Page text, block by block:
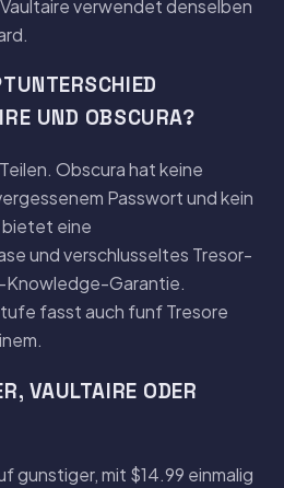
verwendet denselben
UND OBSCURA?
Obscura hat keine
Passwort und kein
bietet eine
und verschlusseltes Tresor-
Knowledge-Garantie.
fasst auch funf Tresore
VAULTAIRE ODER
gunstiger, mit $14.99 einmalig